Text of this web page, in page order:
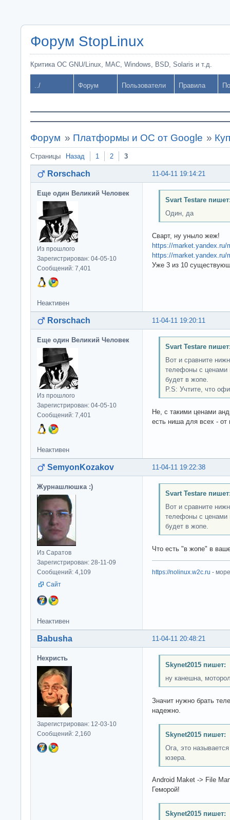
Форум StopLinux
Критика ОС GNU/Linux, MAC, Windows, BSD, Solaris и т.д.
../ Форум Пользователи Правила
Форум » Платформы и ОС от Google »
Страницы Назад 1 2 3
11-04-11 19:14:21
Rorschach
Еще один Великий Человек
Из прошлого
Зарегистрирован: 04-05-10
Сообщений: 7,401
Svart Testare
Один, да
Сварт, ну уныло жеж!
https://
https://
Уже 3 из 10
Неактивен
11-04-11 19:20:11
Rorschach
Еще один Великий Человек
Из прошлого
Зарегистрирован: 04-05-10
Сообщений: 7,401
Svart Testare
Вот и сравните
телефоны с ценами
будет в жопе.
P.S: Учтите, что
Не, с такими ценами
есть ниша для всех -
Неактивен
11-04-11 19:22:38
SemyonKozakov
Журнашлюшка :)
Из Саратов
Зарегистрирован: 28-11-09
Сообщений: 4,109
Сайт
Svart Testare
Вот и сравните
телефоны с ценами
будет в жопе.
Что есть "в жопе" в
https://nolinux.w2c.ru -
Неактивен
11-04-11 20:48:21
Babusha
Нехристь
Зарегистрирован: 12-03-10
Сообщений: 2,160
Skynet2015 пишет:
ну канешна,
Значит нужно брать
надежно.
Skynet2015 пишет:
Ога, это
юзера.
Android Maket -> File
Геморой!
Skynet2015 пишет: